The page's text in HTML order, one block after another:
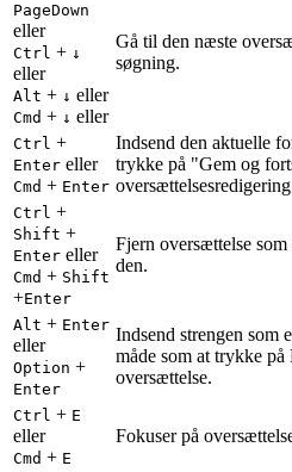
PageDown
eller
Ctrl + ↓
eller
Alt + ↓ eller
Cmd + ↓ eller
Gå til den næste
søgning.
Ctrl +
Enter eller
Cmd + Enter
Indsend den aktuelle
trykke på "Gem og
Ctrl +
Shift +
Enter eller
Cmd + Shift
+Enter
Fjern oversættelse
den.
Alt + Enter
eller
Option +
Enter
Indsend strengen som
måde som at trykke
oversættelse.
Ctrl + E
eller
Cmd + E
Fokuser på